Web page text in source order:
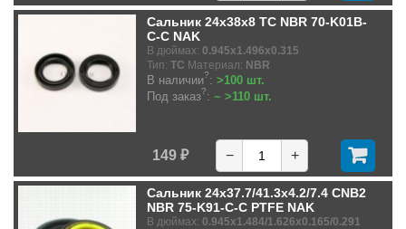
Сальник 24x38x8 TC NBR 70-K01B-
C-C NAK
В дюймах: 0.945x1.496x0.315
Тип: TC Материал: NBR
В наличии?: >100 шт.
Под заказ?: ~ >110 шт.
149 ₽ − +
Сальник 24x37.7/41.3x4.2/7.4 CNB2
NBR 75-K91-C-C PTFE NAK
В дюймах: 0.945x1.484/1.626x0.165/0.291